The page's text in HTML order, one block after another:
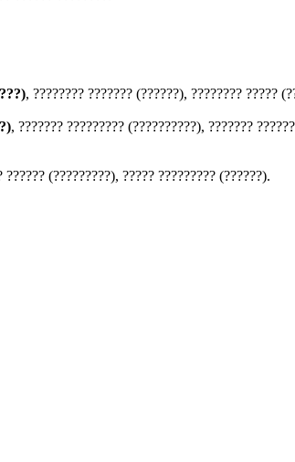
, ???????? ??????? (??????), ???????? ?????
, ??????? ????????? (??????????), ???????
?????? (?????????), ????? ????????? (??????).